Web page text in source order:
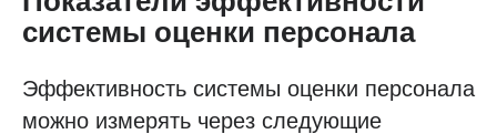
системы оценки персонала
Эффективность системы оценки персонала
можно измерять через следующие